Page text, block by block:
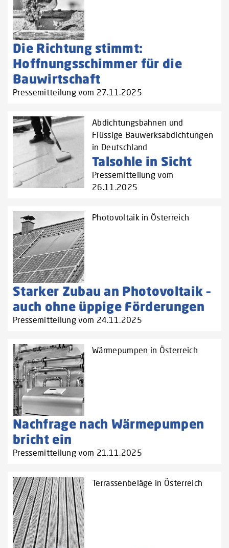
Die Richtung stimmt:
Hoffnungsschimmer für die
Bauwirtschaft
Pressemitteilung vom 27.11.2025
Abdichtungsbahnen und
Flüssige Bauwerksabdichtungen
in Deutschland
Talsohle in Sicht
Pressemitteilung vom
26.11.2025
Photovoltaik in Österreich
Starker Zubau an Photovoltaik –
auch ohne üppige Förderungen
Pressemitteilung vom 24.11.2025
Wärmepumpen in Österreich
Nachfrage nach Wärmepumpen
bricht ein
Pressemitteilung vom 21.11.2025
Terrassenbeläge in Österreich